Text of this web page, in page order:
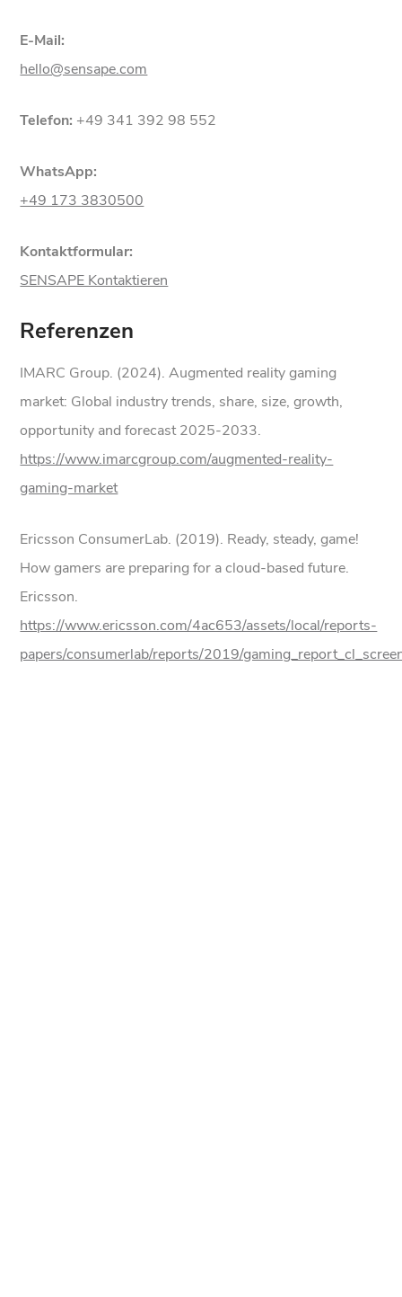
E-Mail:
hello@sensape.com
Telefon: +49 341 392 98 552
WhatsApp:
+49 173 3830500
Kontaktformular:
SENSAPE Kontaktieren
Referenzen
IMARC Group. (2024). Augmented reality gaming
market: Global industry trends, share, size, growth,
opportunity and forecast 2025-2033.
https://www.imarcgroup.com/augmented-reality-
gaming-market
Ericsson ConsumerLab. (2019). Ready, steady, game!
How gamers are preparing for a cloud-based future.
Ericsson.
https://www.ericsson.com/4ac653/assets/local/reports-
papers/consumerlab/reports/2019/